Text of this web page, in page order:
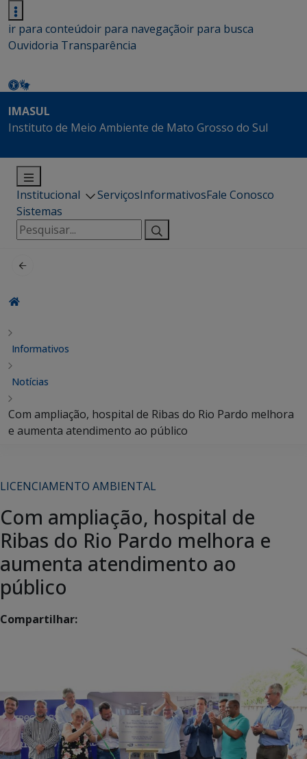
ir para conteúdoir para navegaçãoir para busca
Ouvidoria Transparência
IMASUL
Instituto de Meio Ambiente de Mato Grosso do Sul
Institucional ServiçosInformativosFale Conosco
Sistemas
Pesquisar
por:
Informativos
Notícias
Com ampliação, hospital de Ribas do Rio Pardo melhora
e aumenta atendimento ao público
LICENCIAMENTO AMBIENTAL
Com ampliação, hospital de
Ribas do Rio Pardo melhora e
aumenta atendimento ao
público
Compartilhar: